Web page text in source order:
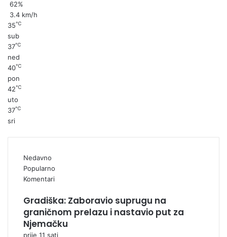
62%
3.4 km/h
35℃
sub
37℃
ned
40℃
pon
42℃
uto
37℃
sri
Nedavno
Popularno
Komentari
Gradiška: Zaboravio suprugu na
graničnom prelazu i nastavio put za
Njemačku
prije 11 sati